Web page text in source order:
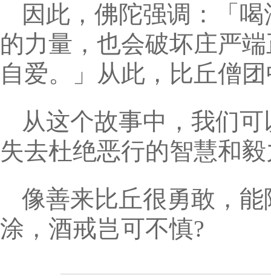
因此，佛陀强调：「
的力量，也会破坏庄严
自爱。」从此，比丘僧
从这个故事中，我们
失去杜绝恶行的智慧和
像善来比丘很勇敢，
涂，酒戒岂可不慎?